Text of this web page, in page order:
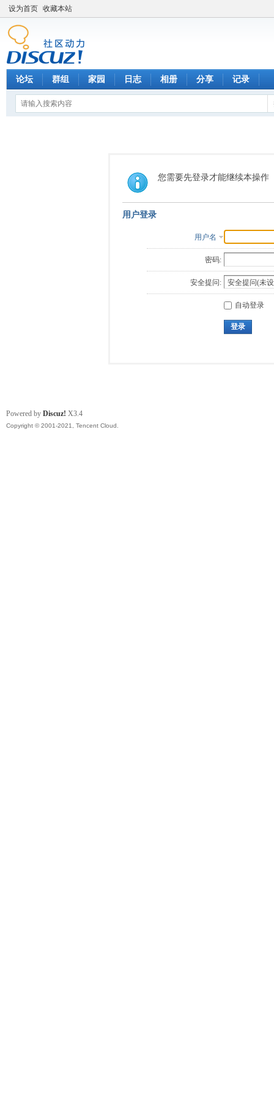
设为首页 收藏本站
论坛 群组 家园 日志 相册 分享 记录
您需要先登录才能继续本操作
用户登录
用户名
密码:
安全提问:
自动登录
登录
Powered by Discuz! X3.4
Copyright © 2001-2021, Tencent Cloud.